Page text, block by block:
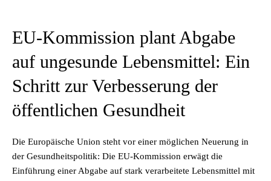
EU-Kommission plant Abgabe
auf ungesunde Lebensmittel: Ein
Schritt zur Verbesserung der
öffentlichen Gesundheit
Die Europäische Union steht vor einer möglichen Neuerung in
der Gesundheitspolitik: Die EU-Kommission erwägt die
Einführung einer Abgabe auf stark verarbeitete Lebensmittel mit